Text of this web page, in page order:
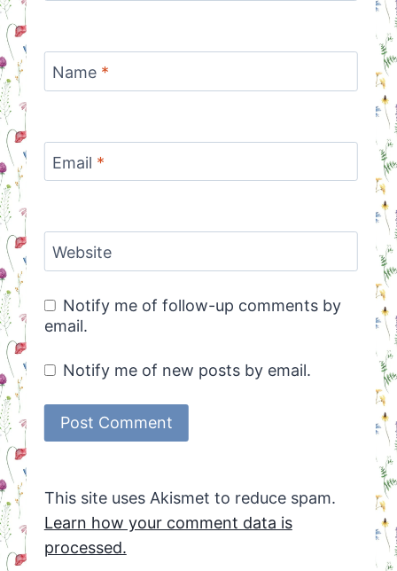
Name *
Email *
Website
Notify me of follow-up comments by
email.
Notify me of new posts by email.
This site uses Akismet to reduce spam.
Learn how your comment data is
processed.